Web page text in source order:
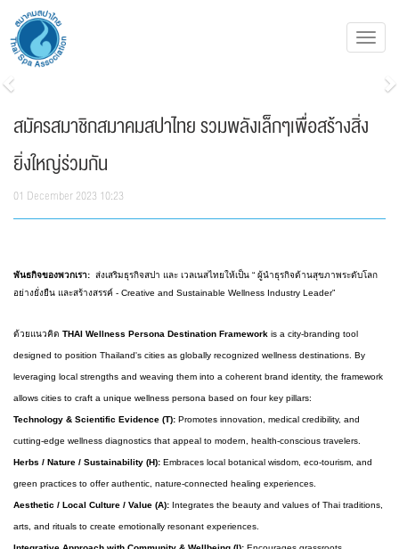
Previous
สมัครสมาชิกสมาคมสปาไทย รวมพลังเล็กๆเพื่อสร้างสิ่ง
ยิ่งใหญ่ร่วมกัน
01 December 2023 10:23
พันธกิจของพวกเรา: ส่งเสริมธุรกิจสปา และ เวลเนสไทยให้เป็น “ ผู้นำธุรกิจด้านสุขภาพระดับโลก
อย่างยั่งยืน และสร้างสรรค์ - Creative and Sustainable Wellness Industry Leader”
ด้วยแนวคิด THAI Wellness Persona Destination Framework is a city-branding tool
designed to position Thailand's cities as globally recognized wellness destinations. By
leveraging local strengths and weaving them into a coherent brand identity, the framework
allows cities to craft a unique wellness persona based on four key pillars:
Technology & Scientific Evidence (T): Promotes innovation, medical credibility, and
cutting-edge wellness diagnostics that appeal to modern, health-conscious travelers.
Herbs / Nature / Sustainability (H): Embraces local botanical wisdom, eco-tourism, and
green practices to offer authentic, nature-connected healing experiences.
Aesthetic / Local Culture / Value (A): Integrates the beauty and values of Thai traditions,
arts, and rituals to create emotionally resonant experiences.